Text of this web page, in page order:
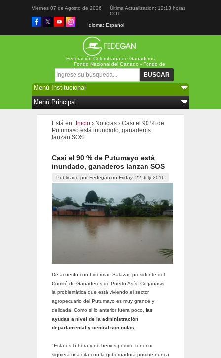
Viernes 07 de Agosto de 2026
Última Actualización: 12:13 horas
COT
Idioma: Español
Federación Colombiana de Ganaderos
Formulario de búsqueda
Fondo Nacional del Ganado - Fondo de
Estabilización de Precios
Está en: Inicio › Noticias › Casi el 90 % de
Putumayo está inundado, ganaderos
lanzan SOS
Casi el 90 % de Putumayo está
inundado, ganaderos lanzan SOS
Publicado por Fedegán on Friday, 22 July 2016
De acuerdo con Liderman Salazar, presidente del
Comité de Ganaderos de Puerto Asís, Coganasis,
la problemática que está viviendo el sector
agropecuario del Putumayo es muy grande y
delicada. Como si lo anterior fuera poco,
las
ayudas a nivel de la administración
departamental y central son nulas.
"Esta es la hora y no hemos podido tener ni
siquiera una cita con la gobernadora porque nunca